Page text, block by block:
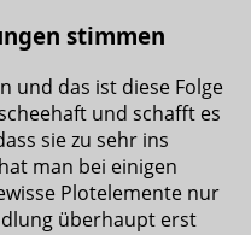
stimmen
und das ist diese Folge
und schafft es
sie zu sehr ins
man bei einigen
Plotelemente nur
überhaupt erst